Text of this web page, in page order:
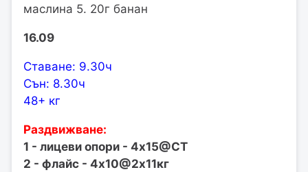
маслина 5. 20г банан
16.09
Ставане: 9.30ч
Сън: 8.30ч
48+ кг
Раздвижване:
1 - лицеви опори - 4х15@СТ
2 - флайс - 4х10@2х11кг